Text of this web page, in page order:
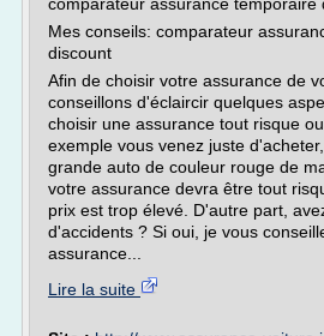
Mes conseils: comparateur
discount
Afin de choisir votre assurance de
conseillons d'éclaircir quelques
choisir une assurance tout risque
exemple vous venez juste
grande auto de couleur rouge de
votre assurance devra être tout
prix est trop élevé. D'autre part,
d'accidents ? Si oui, je vous
assurance...
Lire la suite